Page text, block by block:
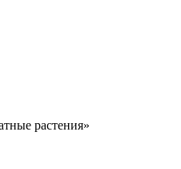
растения»